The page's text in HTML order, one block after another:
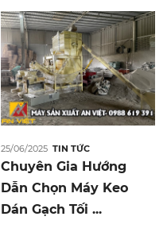
25/06/2025 TIN TỨC
Chuyên Gia Hướng
Dẫn Chọn Máy Keo
Dán Gạch Tối ...